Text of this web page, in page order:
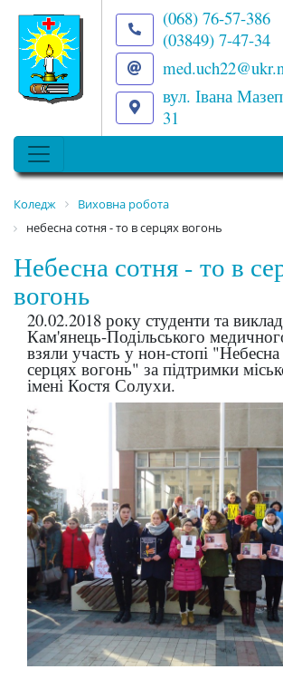
(068) 76-57-386
(03849) 7-47-34
вул. Івана
31
Коледж
Виховна робота
небесна сотня - то в серцях вогонь
Небесна сотня - то в
вогонь
20.02.2018 року студенти та
Кам'янець-Подільського
взяли участь у нон-стопі
серцях вогонь" за підтримки
імені Костя Солухи.